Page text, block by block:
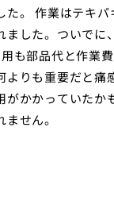
た。 作業はテキ
ました。ついで
も部品代と作業
よりも重要だと
かかっていた
せん。